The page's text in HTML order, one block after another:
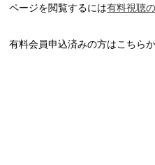
ページを閲覧するには有料視聴
有料会員申込済みの方はこちら